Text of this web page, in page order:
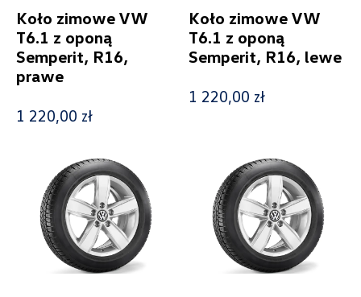
Promocja
Pokaż tylko dostępne
Wyczyść filtry
Koło zimowe VW
T6.1 z oponą
Semperit, R16,
prawe
1 220,00 zł
Koło zimowe VW
T6.1 z oponą
Semperit, R16, lewe
1 220,00 zł